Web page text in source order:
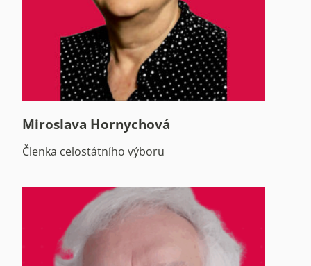
Miroslava Hornychová
Členka celostátního výboru